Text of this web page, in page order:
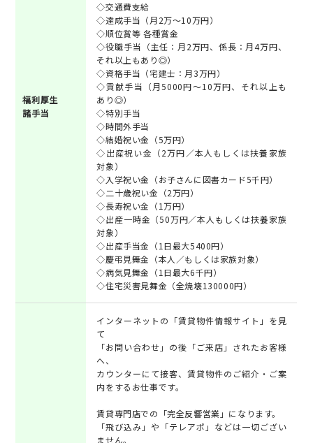
福利厚生
諸手当
◇交通費支給
◇達成手当（月2万～10万円）
◇順位賞等 各種賞金
◇役職手当（主任：月2万円、係長：月4万円、
それ以上もあり◎）
◇資格手当（宅建士：月3万円）
◇貢献手当（月5000円～10万円、それ以上も
あり◎）
◇特別手当
◇時間外手当
◇結婚祝い金（5万円）
◇出産祝い金（2万円／本人もしくは扶養家族
対象）
◇入学祝い金（お子さんに図書カード5千円）
◇二十歳祝い金（2万円）
◇長寿祝い金（1万円）
◇出産一時金（50万円／本人もしくは扶養家族
対象）
◇出産手当金（1日最大5400円）
◇慶弔見舞金（本人／もしくは家族対象）
◇病気見舞金（1日最大6千円）
◇住宅災害見舞金（全焼壊130000円）
インターネットの「賃貸物件情報サイト」を見
て
「お問い合わせ」の後「ご来店」されたお客様
へ、
カウンターにて接客、賃貸物件のご紹介・ご案
内をするお仕事です。
賃貸専門店での「完全反響営業」になります。
「飛び込み」や「テレアポ」などは一切ござい
ません。